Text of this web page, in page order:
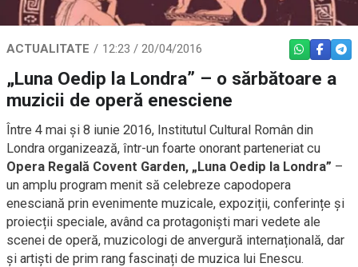
ACTUALITATE 12:23 / 20/04/2016 WHATSAPP
„Luna Oedip la Londra” – o sărbătoare a
muzicii de operă enesciene
Între 4 mai şi 8 iunie 2016, Institutul Cultural Român din
Londra organizează, într-un foarte onorant parteneriat cu
Opera Regală Covent Garden, „Luna Oedip la Londra” –
un amplu program menit să celebreze capodopera
enesciană prin evenimente muzicale, expoziții, conferințe și
proiecții speciale, având ca protagoniști mari vedete ale
scenei de operă, muzicologi de anvergură internațională, dar
și artiști de prim rang fascinați de muzica lui Enescu.